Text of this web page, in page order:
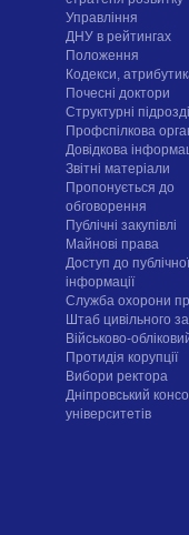
Управління
ДНУ в рейтингах
Положення
Кодекси,
Почесні доктори
Структурні
Профспілкова
Довідкова
Звітні матеріали
Пропонується до
обговорення
Публічні закупівлі
Майнові права
Доступ до публічної
інформації
Служба охорони
Штаб цивільного
Військово-
Протидія корупції
Вибори ректора
Дніпровський
університетів